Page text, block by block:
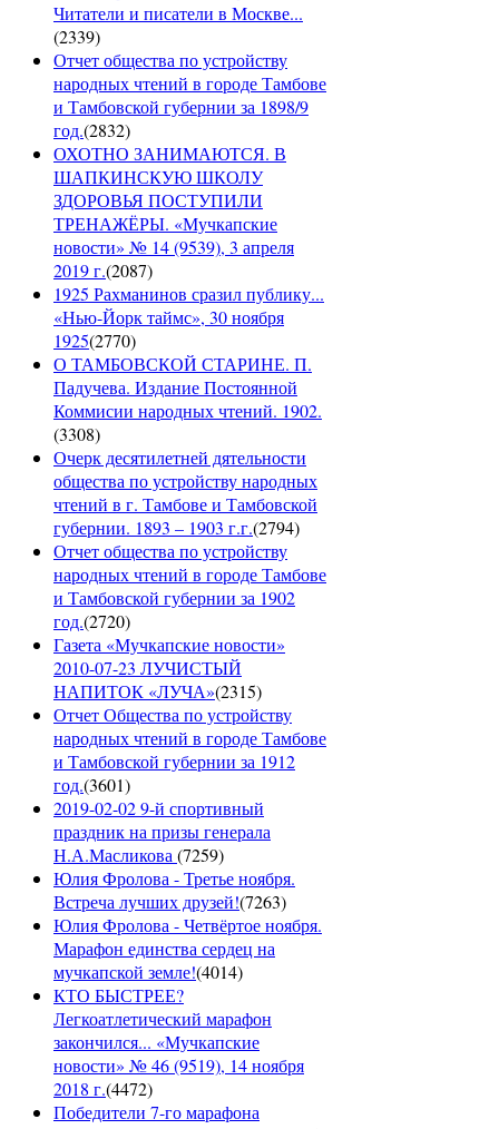
Читатели и писатели в Москве...
(2339)
Отчет общества по устройству
народных чтений в городе Тамбове
и Тамбовской губернии за 1898/9
год.(2832)
ОХОТНО ЗАНИМАЮТСЯ. В
ШАПКИНСКУЮ ШКОЛУ
ЗДОРОВЬЯ ПОСТУПИЛИ
ТРЕНАЖЁРЫ. «Мучкапские
новости» № 14 (9539), 3 апреля
2019 г.(2087)
1925 Рахманинов сразил публику...
«Нью-Йорк таймс», 30 ноября
1925(2770)
О ТАМБОВСКОЙ СТАРИНЕ. П.
Падучева. Издание Постоянной
Коммисии народных чтений. 1902.
(3308)
Очерк десятилетней дятельности
общества по устройству народных
чтений в г. Тамбове и Тамбовской
губернии. 1893 – 1903 г.г.(2794)
Отчет общества по устройству
народных чтений в городе Тамбове
и Тамбовской губернии за 1902
год.(2720)
Газета «Мучкапские новости»
2010-07-23 ЛУЧИСТЫЙ
НАПИТОК «ЛУЧА»(2315)
Отчет Общества по устройству
народных чтений в городе Тамбове
и Тамбовской губернии за 1912
год.(3601)
2019-02-02 9-й спортивный
праздник на призы генерала
Н.А.Масликова(7259)
Юлия Фролова - Третье ноября.
Встреча лучших друзей!(7263)
Юлия Фролова - Четвёртое ноября.
Марафон единства сердец на
мучкапской земле!(4014)
КТО БЫСТРЕЕ?
Легкоатлетический марафон
закончился... «Мучкапские
новости» № 46 (9519), 14 ноября
2018 г.(4472)
Победители 7-го марафона